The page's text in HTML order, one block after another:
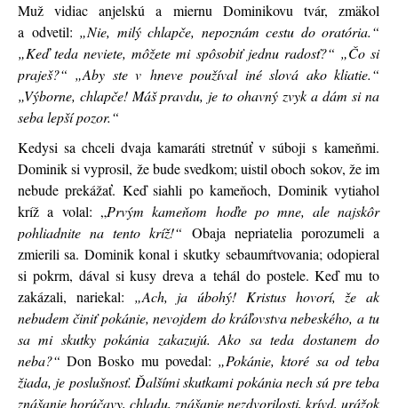
Muž vidiac anjelskú a miernu Dominikovu tvár, zmäkol
a odvetil: „Nie, milý chlapče, nepoznám cestu do oratória.“
„Keď teda neviete, môžete mi spôsobiť jednu radosť?“ „Čo si
praješ?“ „Aby ste v hneve používal iné slová ako kliatie.“
„Výborne, chlapče! Máš pravdu, je to ohavný zvyk a dám si na
seba lepší pozor.“
Kedysi sa chceli dvaja kamaráti stretnúť v súboji s kameňmi.
Dominik si vyprosil, že bude svedkom; uistil oboch sokov, že im
nebude prekážať. Keď siahli po kameňoch, Dominik vytiahol
kríž a volal: „Prvým kameňom hoďte po mne, ale najskôr
pohliadnite na tento kríž!“ Obaja nepriatelia porozumeli a
zmierili sa. Dominik konal i skutky sebaumŕtvovania; odopieral
si pokrm, dával si kusy dreva a tehál do postele. Keď mu to
zakázali, nariekal: „Ach, ja úbohý! Kristus hovorí, že ak
nebudem činiť pokánie, nevojdem do kráľovstva nebeského, a tu
sa mi skutky pokánia zakazujú. Ako sa teda dostanem do
neba?“Don Bosko mu povedal: „Pokánie, ktoré sa od teba
žiada, je poslušnosť. Ďalšími skutkami pokánia nech sú pre teba
znášanie horúčavy, chladu, znášanie nezdvorilosti, krívd, urážok